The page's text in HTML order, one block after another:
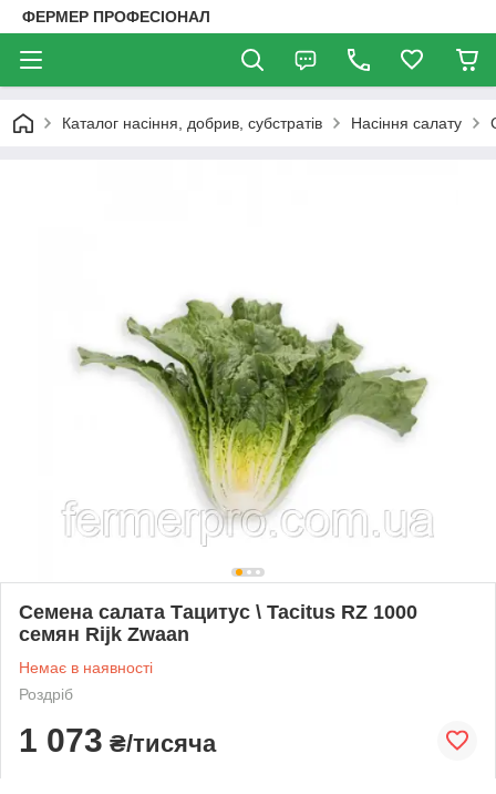
ФЕРМЕР ПРОФЕСІОНАЛ
Каталог насіння, добрив, субстратів Насіння салату
Семена салата Тацитус \ Tacitus RZ 1000
семян Rijk Zwaan
Немає в наявності
Роздріб
1 073 ₴/тисяча